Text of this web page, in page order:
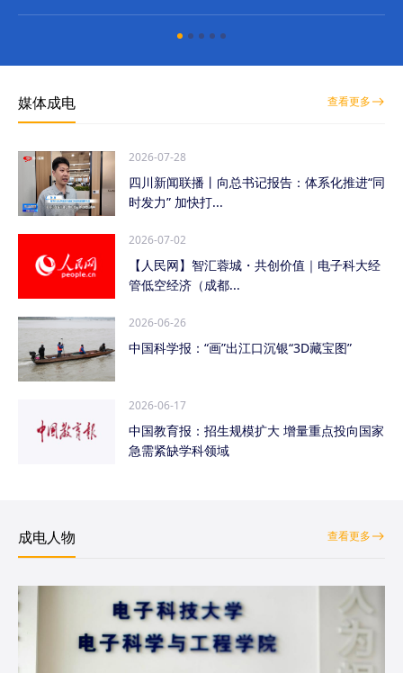
媒体成电 查看更多
2026-07-28
四川新闻联播丨向总书记报告：体系化推进“同
时发力” 加快打...
2026-07-02
【人民网】智汇蓉城・共创价值｜电子科大经
管低空经济（成都...
2026-06-26
中国科学报：“画”出江口沉银“3D藏宝图”
2026-06-17
中国教育报：招生规模扩大 增量重点投向国家
急需紧缺学科领域
成电人物 查看更多